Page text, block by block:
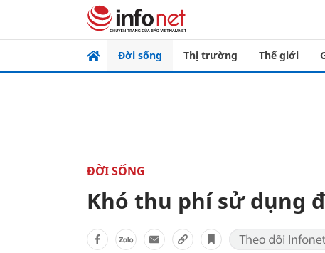
Đời sống Thị trường Thế giới
ĐỜI SỐNG
Khó thu phí sử dụng